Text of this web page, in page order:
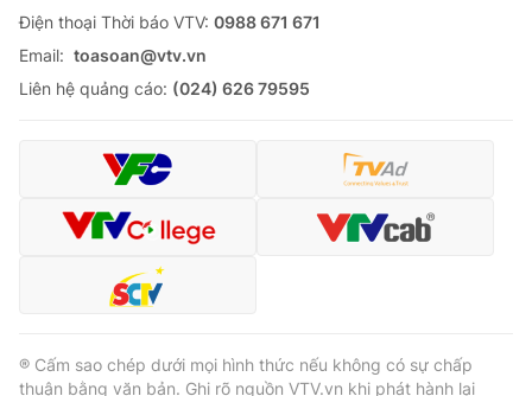
Ðiện thoại Thời báo VTV: 0988 671 671
Email: toasoan@vtv.vn
Liên hệ quảng cáo: (024) 626 79595
® Cấm sao chép dưới mọi hình thức nếu không có sự chấp
thuận bằng văn bản. Ghi rõ nguồn VTV.vn khi phát hành lại